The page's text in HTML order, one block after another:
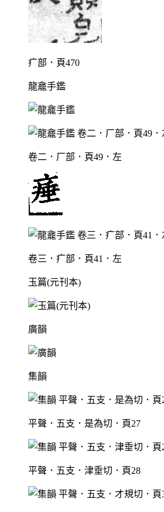
疒部．頁470
龍龕手鑑
卷二．厂部．頁49．左
卷三．疒部．頁41．左
玉篇(元刊本)
廣韻
集韻
平聲．五支．是為切．頁27
平聲．五支．津垂切．頁28